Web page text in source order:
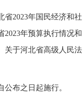
省2023年国民经济和社
2023年预算执行情况和
关于河北省高级人民法
布之日起施行。